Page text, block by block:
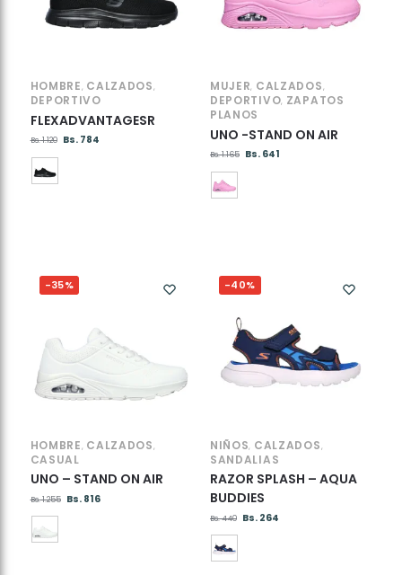
HOMBRE, CALZADOS,
DEPORTIVO
FLEXADVANTAGESR
Bs.1.120 Bs. 784
MUJER, CALZADOS,
DEPORTIVO, ZAPATOS
PLANOS
UNO -STAND ON AIR
Bs.1.165 Bs. 641
-35%
HOMBRE, CALZADOS,
CASUAL
UNO – STAND ON AIR
Bs.1.255 Bs. 816
-40%
NIÑOS, CALZADOS,
SANDALIAS
RAZOR SPLASH – AQUA
BUDDIES
Bs.440 Bs. 264